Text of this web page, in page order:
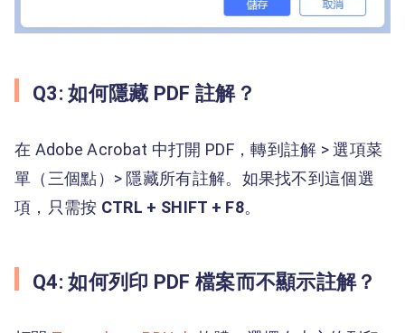
Q3: 如何隱藏 PDF 註解？
在 Adobe Acrobat 中打開 PDF，轉到註解 > 選項菜
單（三個點）> 隱藏所有註解。如果找不到這個選
項，只需按 CTRL + SHIFT + F8。
Q4: 如何列印 PDF 檔案而不顯示註解？